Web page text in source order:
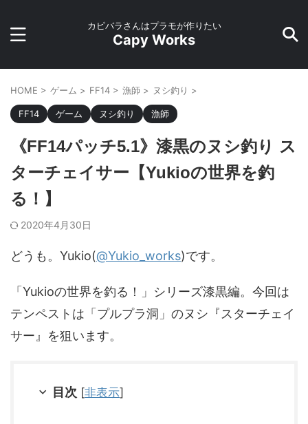
カピバラさんはプラモが作りたい
Capy Works
HOME > ゲーム > FF14 > 漁師 > ヌシ釣り >
FF14 ゲーム ヌシ釣り 漁師
《FF14パッチ5.1》漆黒のヌシ釣り ス
ターチェイサー【Yukioの世界を釣
る！】
2020年4月30日
どうも。Yukio(@Yukio_works)です。
「Yukioの世界を釣る！」シリーズ漆黒編。今回は
テンペストは「プルプラ洞」のヌシ『スターチェイ
サー』を狙います。
目次 [非表示]